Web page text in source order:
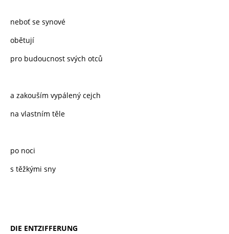
neboť se synové
obětují
pro budoucnost svých otců
a zakouším vypálený cejch
na vlastním těle
po noci
s těžkými sny
DIE ENTZIFFERUNG